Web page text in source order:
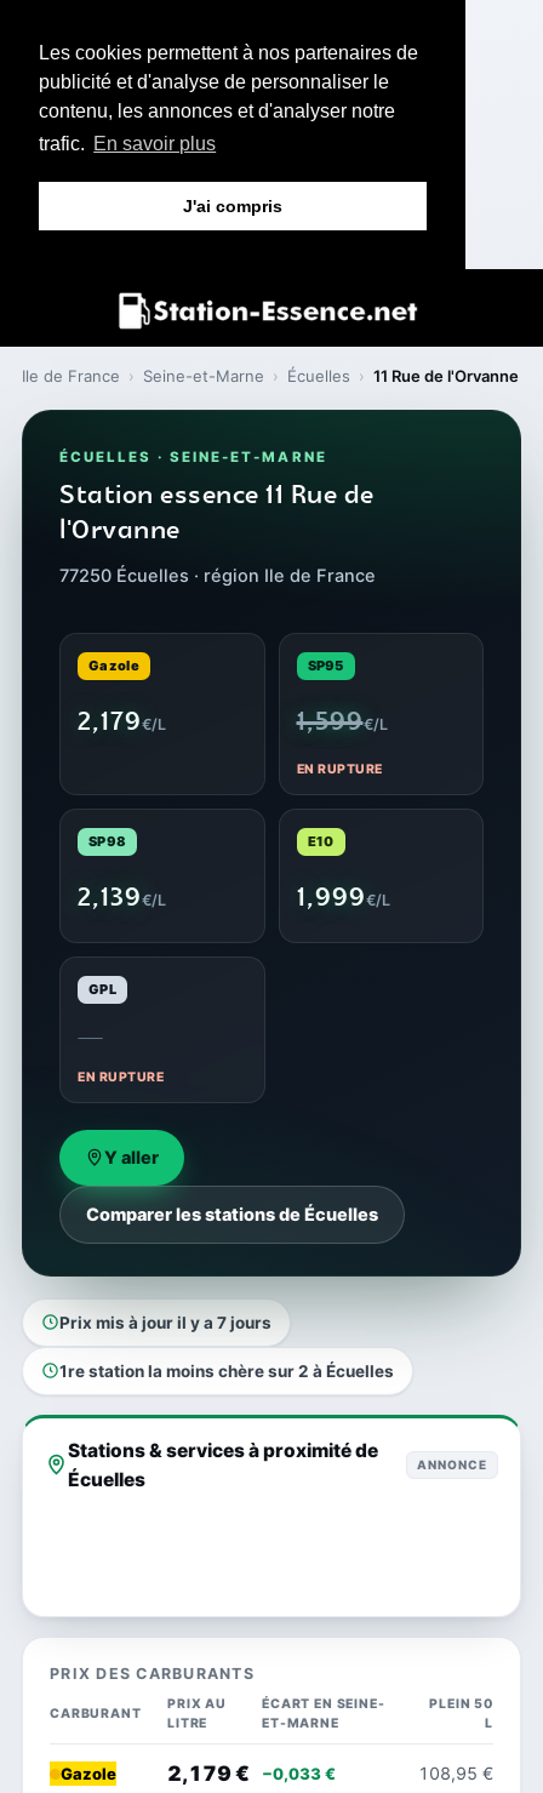
Les cookies permettent à nos partenaires de
publicité et d'analyse de personnaliser le
contenu, les annonces et d'analyser notre
trafic. En savoir plus
J'ai compris
Ile de France › Seine-et-Marne › Écuelles › 11 Rue de l'Orvanne
ÉCUELLES · SEINE-ET-MARNE
Station essence 11 Rue de
l'Orvanne
77250 Écuelles · région Ile de France
Gazole
2,179€/L
SP95
1,599€/L
EN RUPTURE
SP98
2,139€/L
E10
1,999€/L
GPL
—
EN RUPTURE
Y aller
Comparer les stations de Écuelles
Prix mis à jour il y a 7 jours
1re station la moins chère sur 2 à Écuelles
Stations & services à proximité de
Écuelles
ANNONCE
PRIX DES CARBURANTS
CARBURANT
PRIX AU
LITRE
ÉCART EN SEINE-
ET-MARNE
PLEIN 50
L
Gazole 2,179 € −0,033 € 108,95 €